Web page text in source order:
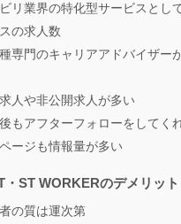
リ業界の特化型サービスとし
の求人数
専門のキャリアアドバイザー
人や非公開求人が多い
もアフターフォローをしてく
ージも情報量が多い
・ST WORKERのデメリット
の質は運次第